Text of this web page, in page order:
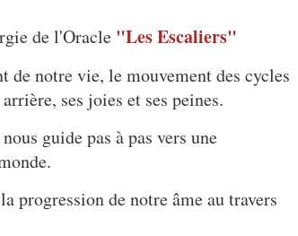
de l'Oracle "Les Escaliers"
de notre vie, le mouvement des cycles
ses joies et ses peines.
guide pas à pas vers une
progression de notre âme au travers